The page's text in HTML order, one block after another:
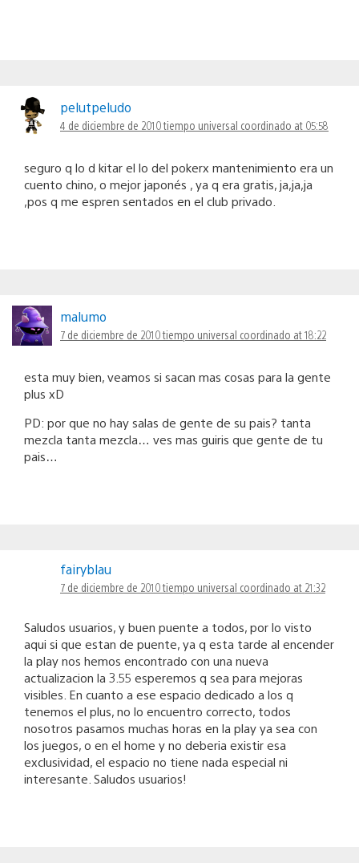
pelutpeludo
4 de diciembre de 2010 tiempo universal coordinado at 05:58
seguro q lo d kitar el lo del pokerx mantenimiento era un
cuento chino, o mejor japonés , ya q era gratis, ja,ja,ja
,pos q me espren sentados en el club privado.
malumo
7 de diciembre de 2010 tiempo universal coordinado at 18:22
esta muy bien, veamos si sacan mas cosas para la gente
plus xD
PD: por que no hay salas de gente de su pais? tanta
mezcla tanta mezcla… ves mas guiris que gente de tu
pais…
fairyblau
7 de diciembre de 2010 tiempo universal coordinado at 21:32
Saludos usuarios, y buen puente a todos, por lo visto
aqui si que estan de puente, ya q esta tarde al encender
la play nos hemos encontrado con una nueva
actualizacion la 3.55 esperemos q sea para mejoras
visibles. En cuanto a ese espacio dedicado a los q
tenemos el plus, no lo encuentro correcto, todos
nosotros pasamos muchas horas en la play ya sea con
los juegos, o en el home y no deberia existir esa
exclusividad, el espacio no tiene nada especial ni
interesante. Saludos usuarios!